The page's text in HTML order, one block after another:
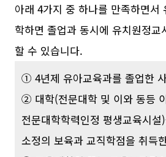
아래 4가지 중 하나를 만족하면서
학하면 졸업과 동시에 유치원정교
할 수 있습니다.
① 4년제 유아교육과를 졸업한
② 대학(전문대학 및 이와 동등
전문대학학력인정 평생교육시
소정의 보육과 교직학점을 취득